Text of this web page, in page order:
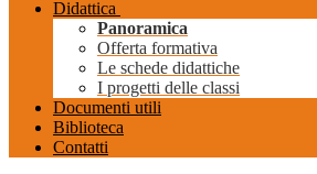
Didattica
Panoramica
Offerta formativa
Le schede didattiche
I progetti delle classi
Documenti utili
Biblioteca
Contatti